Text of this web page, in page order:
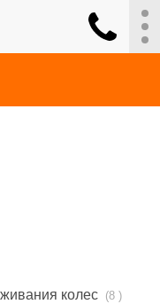
колес (8 )